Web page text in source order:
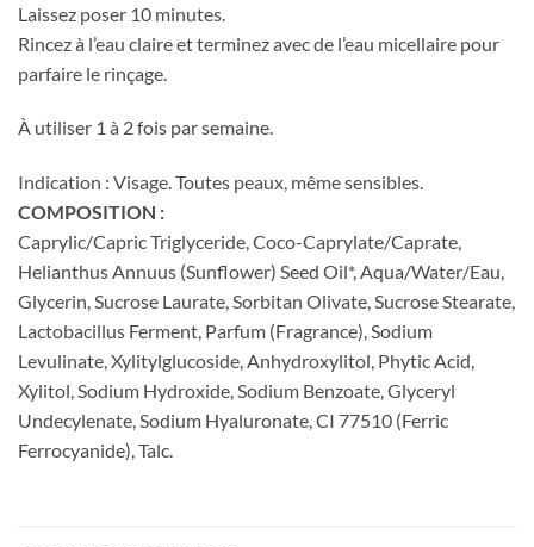
Laissez poser 10 minutes.
Rincez à l’eau claire et terminez avec de l’eau micellaire pour
parfaire le rinçage.
À utiliser 1 à 2 fois par semaine.
Indication : Visage. Toutes peaux, même sensibles.
COMPOSITION :
Caprylic/Capric Triglyceride, Coco-Caprylate/Caprate,
Helianthus Annuus (Sunflower) Seed Oil*, Aqua/Water/Eau,
Glycerin, Sucrose Laurate, Sorbitan Olivate, Sucrose Stearate,
Lactobacillus Ferment, Parfum (Fragrance), Sodium
Levulinate, Xylitylglucoside, Anhydroxylitol, Phytic Acid,
Xylitol, Sodium Hydroxide, Sodium Benzoate, Glyceryl
Undecylenate, Sodium Hyaluronate, CI 77510 (Ferric
Ferrocyanide), Talc.